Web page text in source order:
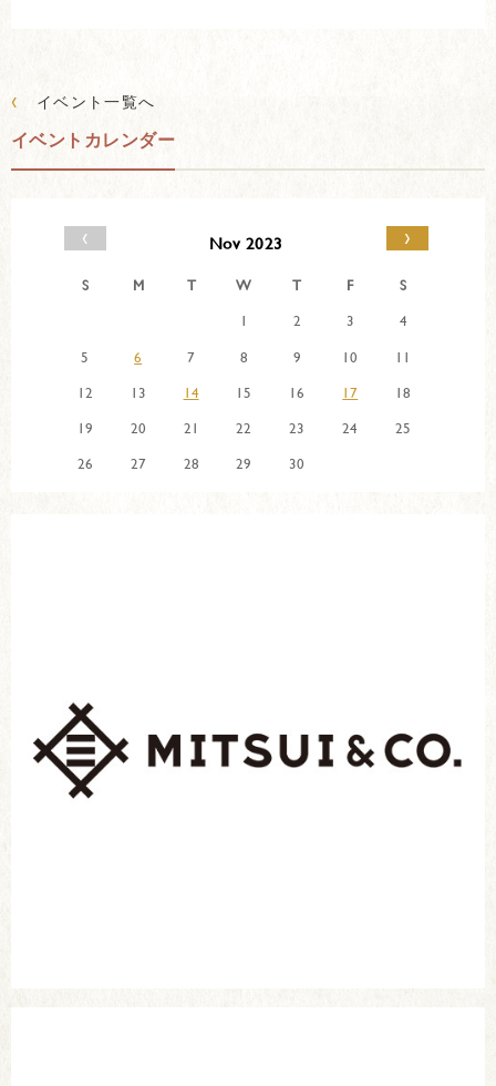
‹ イベント一覧へ
イベントカレンダー
‹ Nov 2023 ›
S M T W T F
S
1
2 3
4
5
6 7 8 9 10
11
12
13 14 15 16 17
18
19
20 21 22 23 24
25
26
27 28 29 30